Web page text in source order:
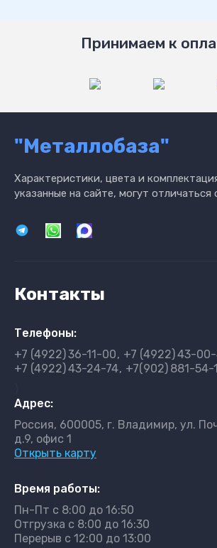
Принимаем к
"Металлобаза"
Характеристики, цвета и
указанные на сайте, могут отличаться
Контакты
Телефоны:
+7 (4922)36-11-00 +7 (4922)43-
+7 (4922)43-24-74 +7(902) 881-54-
Адрес:
Россия, 600005, г. Владимир, ул.
д.9, офис 1
Открыть карту
Время работы:
Пн-Пт с 8:00 до 16:50
Отгрузка с 8:00 до 16:30
Перерыв с 12:00 до 13:00